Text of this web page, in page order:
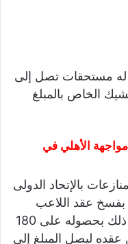
له مستحقات تصل إلى
الخاص بالمبلغ
مواجهة الأهلي في
بالإتحاد الدولى
بفسخ عقد اللاعب
لأسباب غير عادلة وحكم بناءًا على ذلك بحصوله على 180
ليصل المبلغ إلى